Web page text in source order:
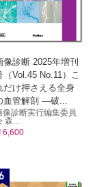
像診断 2025年増刊
（Vol.45 No.11）こ
だけ押さえる全身
血管解剖 ―破...
像診断実行編集委員
森...
6,600